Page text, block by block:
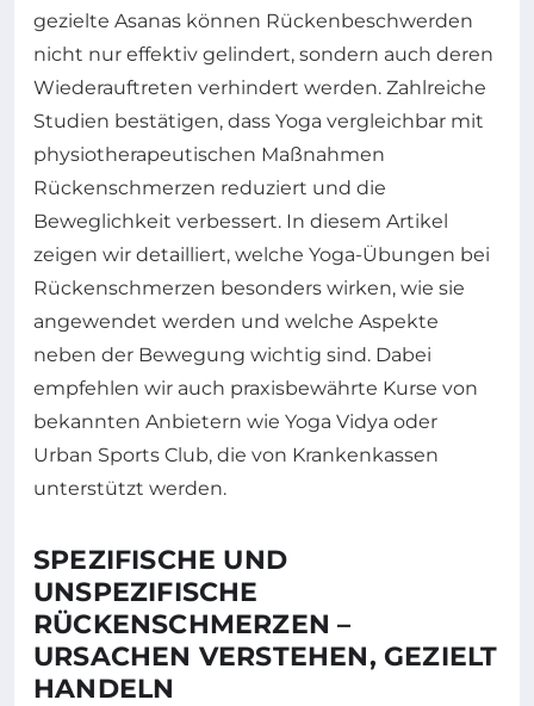
gezielte Asanas können Rückenbeschwerden
nicht nur effektiv gelindert, sondern auch deren
Wiederauftreten verhindert werden. Zahlreiche
Studien bestätigen, dass Yoga vergleichbar mit
physiotherapeutischen Maßnahmen
Rückenschmerzen reduziert und die
Beweglichkeit verbessert. In diesem Artikel
zeigen wir detailliert, welche Yoga-Übungen bei
Rückenschmerzen besonders wirken, wie sie
angewendet werden und welche Aspekte
neben der Bewegung wichtig sind. Dabei
empfehlen wir auch praxisbewährte Kurse von
bekannten Anbietern wie Yoga Vidya oder
Urban Sports Club, die von Krankenkassen
unterstützt werden.
SPEZIFISCHE UND
UNSPEZIFISCHE
RÜCKENSCHMERZEN –
URSACHEN VERSTEHEN, GEZIELT
HANDELN